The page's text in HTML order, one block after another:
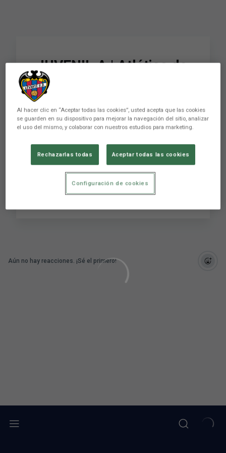
JUVENIL A | Atlético de
Madrid - Levante UD
(1/4 de Final - Copa de
Campeones - Vuelta)
SÍGUENOS para estar pendiente de TODO:
Instagram:
https://x.com/levanteud ...
Aún no hay reacciones. ¡Sé el primero!
Al hacer clic en “Aceptar todas las cookies”, usted acepta que las cookies
se guarden en su dispositivo para mejorar la navegación del sitio, analizar
el uso del mismo, y colaborar con nuestros estudios para marketing.
Rechazarlas todas Aceptar todas las cookies
Configuración de cookies